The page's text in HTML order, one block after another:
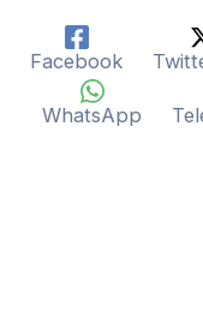
Facebook
WhatsApp